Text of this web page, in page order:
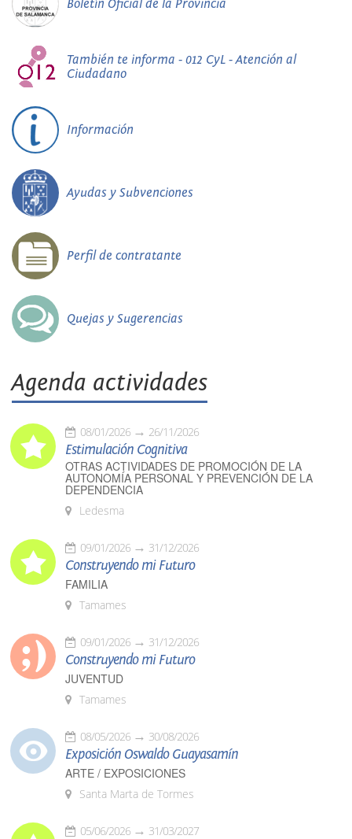
Boletín Oficial de la Provincia
También te informa - 012 CyL - Atención al
Ciudadano
Información
Ayudas y Subvenciones
Perfil de contratante
Quejas y Sugerencias
Agenda actividades
08/01/2026 26/11/2026
Estimulación Cognitiva
OTRAS ACTIVIDADES DE PROMOCIÓN DE LA
AUTONOMÍA PERSONAL Y PREVENCIÓN DE LA
DEPENDENCIA
Ledesma
09/01/2026 31/12/2026
Construyendo mi Futuro
FAMILIA
Tamames
09/01/2026 31/12/2026
Construyendo mi Futuro
JUVENTUD
Tamames
08/05/2026 30/08/2026
Exposición Oswaldo Guayasamín
ARTE / EXPOSICIONES
Santa Marta de Tormes
05/06/2026 31/03/2027